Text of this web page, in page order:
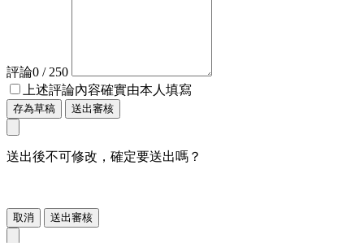
評論0 / 250
上述評論內容確實由本人填寫
存為草稿 送出審核
送出後不可修改，確定要送出嗎？
取消 送出審核